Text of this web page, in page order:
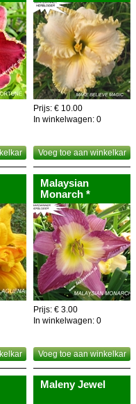
Prijs: € 10.00
In winkelwagen: 0
Voeg toe aan winkelkar
Malaysian
Monarch *
Prijs: € 3.00
In winkelwagen: 0
Voeg toe aan winkelkar
Maleny Jewel